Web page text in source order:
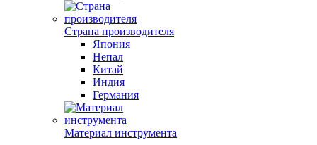
Страна производителя
Япония
Непал
Китай
Индия
Германия
Материал инструмента